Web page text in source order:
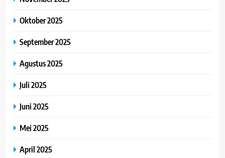
Oktober 2025
September 2025
Agustus 2025
Juli 2025
Juni 2025
Mei 2025
April 2025